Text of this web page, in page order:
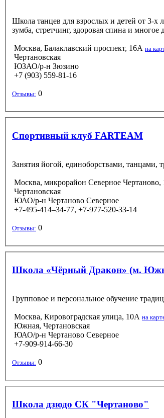
Школа танцев для взрослых и детей от 3-х
зумба, стретчинг, здоровая спина и
Москва, Балаклавский проспект, 16А на
Чертановская
ЮЗАО/р-н Зюзино
+7 (903) 559-81-16
Отзывы: 0
Спортивный клуб FARTEAM
Занятия йогой, единоборствами, танцами,
Москва, микрорайон Северное Чертаново,
Чертановская
ЮАО/р-н Чертаново Северное
+7-495-414–34-77, +7-977-520-33-14
Отзывы: 0
Школа «Чёрный Дракон» (м.
Групповое и персональное обучение
Москва, Кировоградская улица, 10А на
Южная, Чертановская
ЮАО/р-н Чертаново Северное
+7-909-914-66-30
Отзывы: 0
Школа дзюдо СК "Чертаново"